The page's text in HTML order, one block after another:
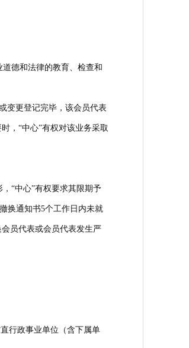
德和法律的教育、检查和
变更登记完毕，该会员代表
，“中心”有权对该业务采取
“中心”有权要求其限期予
换通知书5个工作日内未就
员代表或会员代表发生严
行政事业单位（含下属单